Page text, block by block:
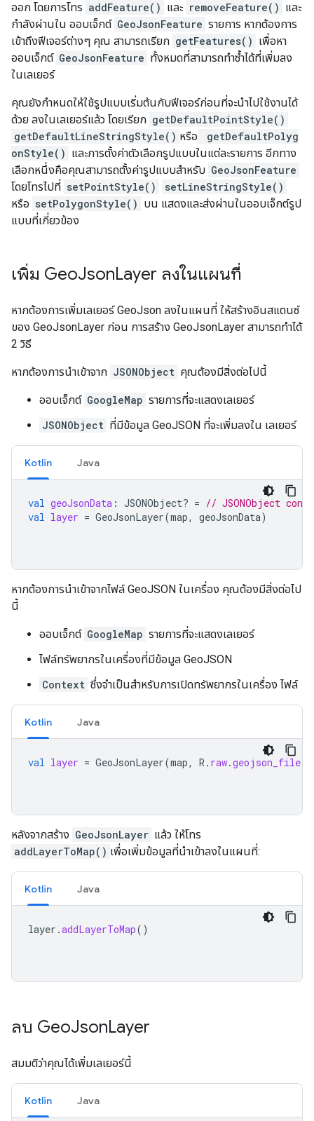
ออก โดยการโทร addFeature() และ removeFeature() และ
กำลังผ่านใน ออบเจ็กต์ GeoJsonFeature รายการ หากต้องการ
เข้าถึงฟีเจอร์ต่างๆ คุณ สามารถเรียก getFeatures() เพื่อหา
ออบเจ็กต์ GeoJsonFeature ทั้งหมดที่สามารถทำซ้ำได้ที่เพิ่มลง
ในเลเยอร์
คุณยังกำหนดให้ใช้รูปแบบเริ่มต้นกับฟีเจอร์ก่อนที่จะนำไปใช้งานได้
ด้วย ลงในเลเยอร์แล้ว โดยเรียก getDefaultPointStyle()
getDefaultLineStringStyle() หรือ
getDefaultPolyg
onStyle() และการตั้งค่าตัวเลือกรูปแบบในแต่ละรายการ อีกทาง
เลือกหนึ่งคือคุณสามารถตั้งค่ารูปแบบสำหรับ GeoJsonFeature
โดยโทรไปที่ setPointStyle()
setLineStringStyle()
หรือ setPolygonStyle() บน แสดงและส่งผ่านในออบเจ็กต์รูป
แบบที่เกี่ยวข้อง
เพิ่ม GeoJsonLayer ลงในแผนที่
หากต้องการเพิ่มเลเยอร์ GeoJson ลงในแผนที่ ให้สร้างอินสแตนซ์
ของ GeoJsonLayer ก่อน การสร้าง GeoJsonLayer สามารถทำได้
2 วิธี
หากต้องการนำเข้าจาก JSONObject คุณต้องมีสิ่งต่อไปนี้
ออบเจ็กต์ GoogleMap รายการที่จะแสดงเลเยอร์
JSONObject ที่มีข้อมูล GeoJSON ที่จะเพิ่มลงใน เลเยอร์
Kotlin Java
val geoJsonData : JSONObject? = // JSONObject
val layer = GeoJsonLayer(map, geoJsonData)
หากต้องการนำเข้าจากไฟล์ GeoJSON ในเครื่อง คุณต้องมีสิ่งต่อไป
นี้
ออบเจ็กต์ GoogleMap รายการที่จะแสดงเลเยอร์
ไฟล์ทรัพยากรในเครื่องที่มีข้อมูล GeoJSON
Context ซึ่งจำเป็นสำหรับการเปิดทรัพยากรในเครื่อง ไฟล์
Kotlin Java
val layer = GeoJsonLayer(map, R . raw.geojson_file
หลังจากสร้าง GeoJsonLayer แล้ว ให้โทร
addLayerToMap() เพื่อเพิ่มข้อมูลที่นำเข้าลงในแผนที่:
Kotlin Java
layer .addLayerToMap()
ลบ GeoJsonLayer
สมมติว่าคุณได้เพิ่มเลเยอร์นี้
Kotlin Java